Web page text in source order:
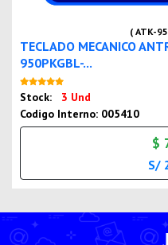
( ATK-
TECLADO MECANICO
950PKGBL-...
Stock:
3 Und
Codigo Interno: 005410
$
S/